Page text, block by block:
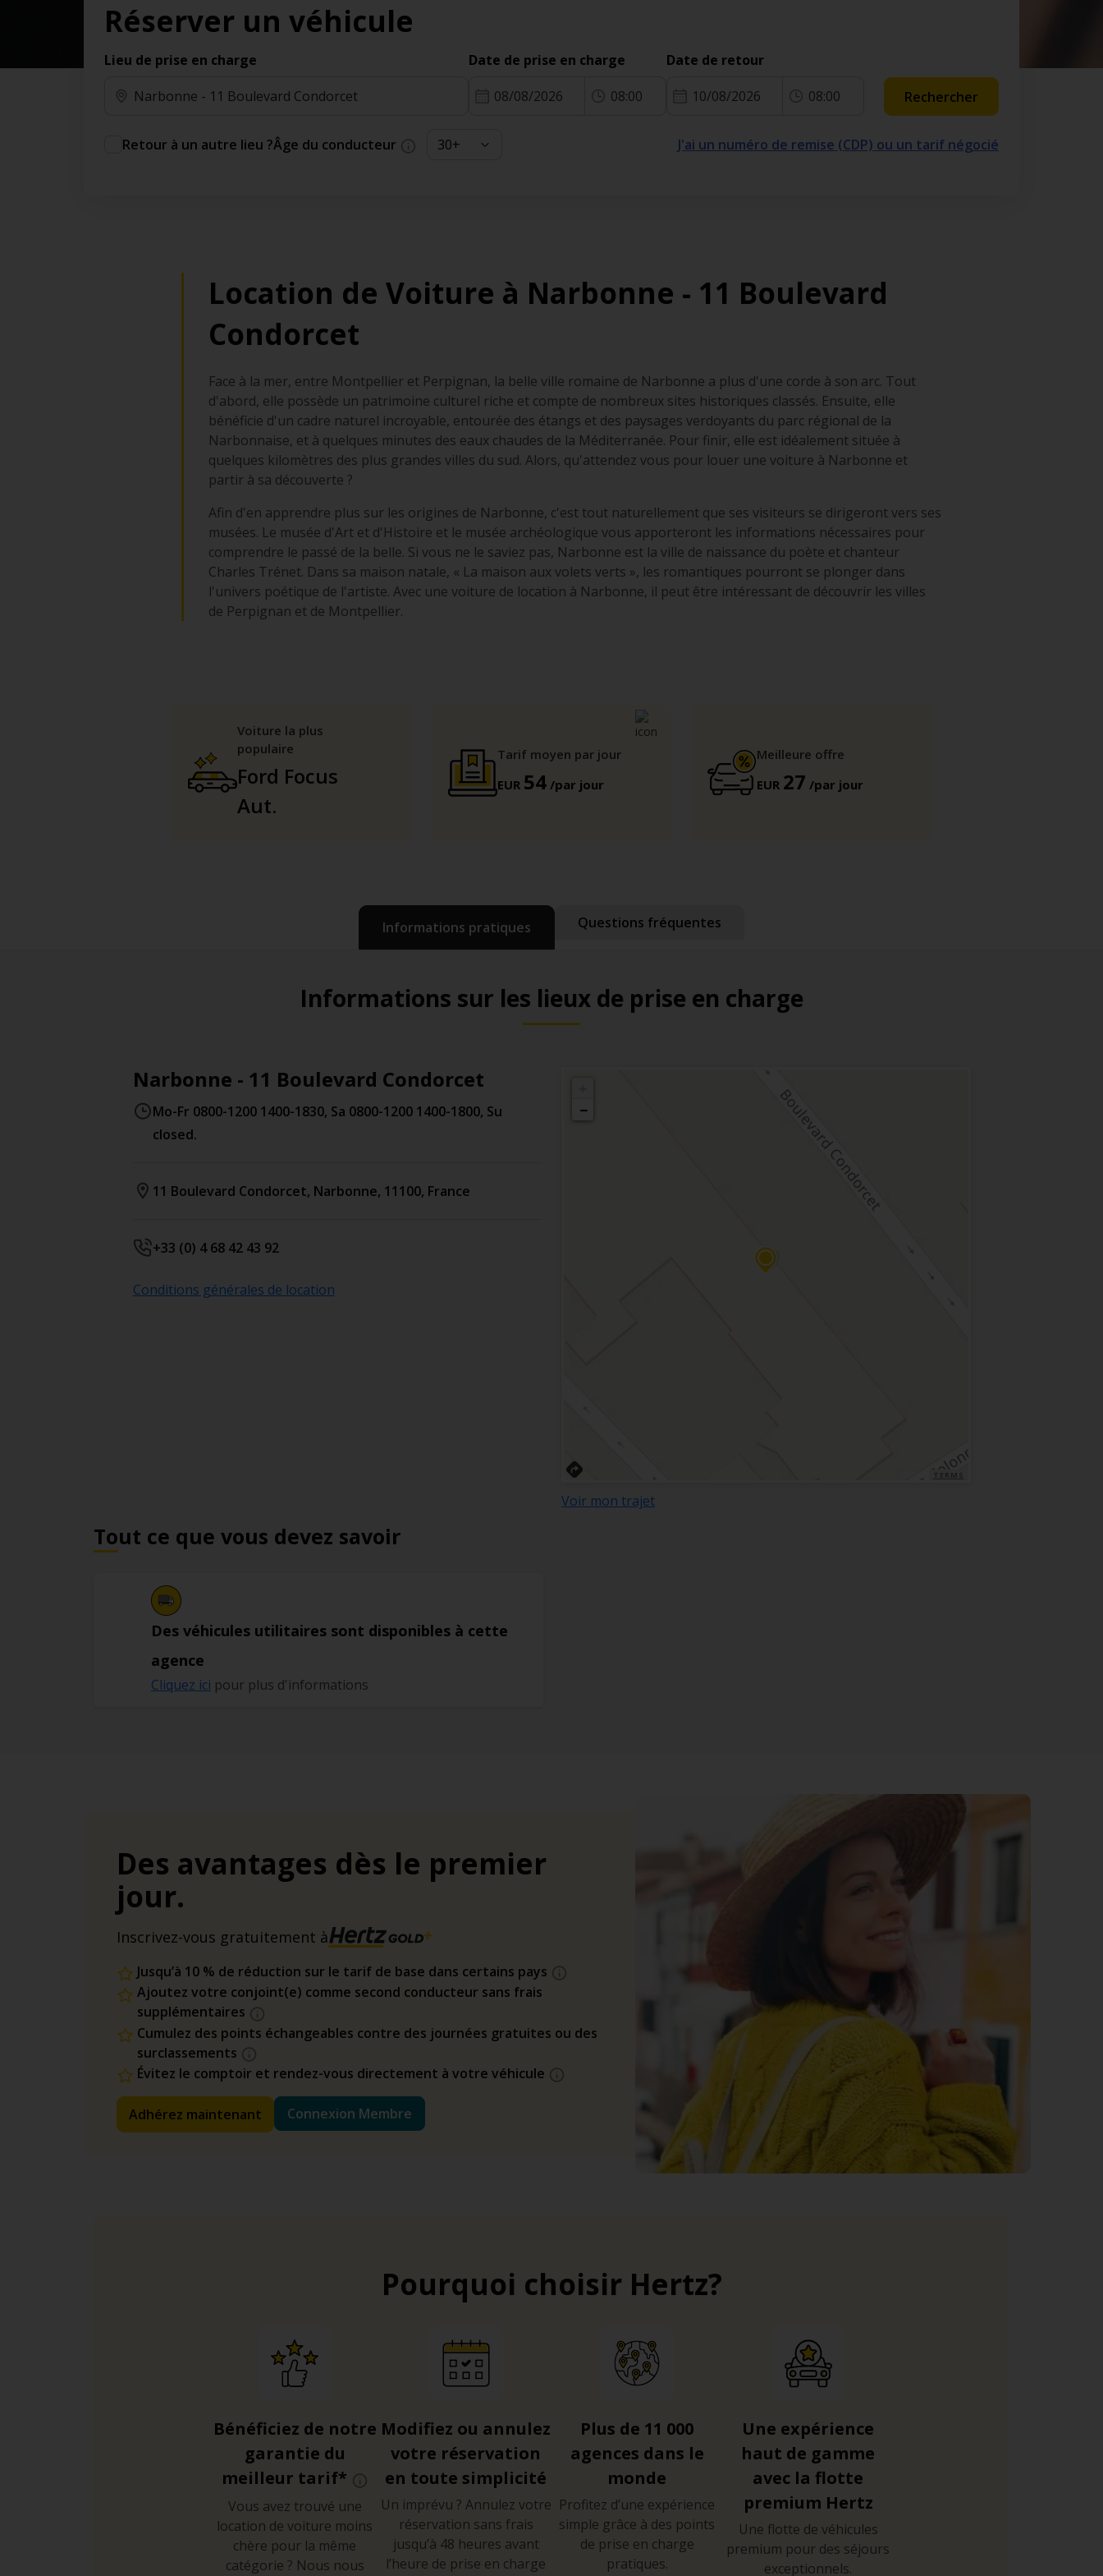
des jours gratuits.*
Ajout gratuit du partenaire comme conducteur
additionnel
supplémentaires.
Réserver un véhicule
Lieu de prise en charge Date de prise en charge
08/08/2026 08:00
Date de retour
10/08/2026 08:00 Rechercher
Retour à un autre lieu ?Âge du conducteur J'ai un numéro de remise (CDP) ou un tarif négocié
Location de Voiture à Narbonne - 11 Boulevard
Condorcet
Face à la mer, entre Montpellier et Perpignan, la belle ville romaine de Narbonne a plus d'une corde à son arc. Tout
d'abord, elle possède un patrimoine culturel riche et compte de nombreux sites historiques classés. Ensuite, elle
bénéficie d'un cadre naturel incroyable, entourée des étangs et des paysages verdoyants du parc régional de la
Narbonnaise, et à quelques minutes des eaux chaudes de la Méditerranée. Pour finir, elle est idéalement située à
quelques kilomètres des plus grandes villes du sud. Alors, qu'attendez vous pour louer une voiture à Narbonne et
partir à sa découverte ?
Afin d'en apprendre plus sur les origines de Narbonne, c'est tout naturellement que ses visiteurs se dirigeront vers ses
musées. Le musée d'Art et d'Histoire et le musée archéologique vous apporteront les informations nécessaires pour
comprendre le passé de la belle. Si vous ne le saviez pas, Narbonne est la ville de naissance du poète et chanteur
Charles Trénet. Dans sa maison natale, « La maison aux volets verts », les romantiques pourront se plonger dans
l'univers poétique de l'artiste. Avec une voiture de location à Narbonne, il peut être intéressant de découvrir les villes
de Perpignan et de Montpellier.
Voiture la plus
populaire
Ford Focus
Aut.
Tarif moyen par jour
EUR 54 /par jour
Meilleure offre
EUR 27 /par jour
Informations pratiques Questions fréquentes
Informations sur les lieux de prise en charge
Narbonne - 11 Boulevard Condorcet
Mo-Fr 0800-1200 1400-1830, Sa 0800-1200 1400-1800, Su
closed.
11 Boulevard Condorcet, Narbonne, 11100, France
+33 (0) 4 68 42 43 92
Conditions générales de location
−
Voir mon trajet
Tout ce que vous devez savoir
Des véhicules utilitaires sont disponibles à cette
agence
Cliquez ici pour plus d'informations
Des avantages dès le premier
jour.
Inscrivez-vous gratuitement à
Jusqu’à 10 % de réduction sur le tarif de base dans certains pays
Ajoutez votre conjoint(e) comme second conducteur sans frais
supplémentaires
Cumulez des points échangeables contre des journées gratuites ou des
surclassements
Évitez le comptoir et rendez-vous directement à votre véhicule
Adhérez maintenant Connexion Membre
Pourquoi choisir Hertz?
Bénéficiez de notre
garantie du
meilleur tarif*
Vous avez trouvé une
location de voiture moins
chère pour la même
catégorie ? Nous nous
Modifiez ou annulez
votre réservation
en toute simplicité
Un imprévu ? Annulez votre
réservation sans frais
jusqu’à 48 heures avant
l’heure de prise en charge
Plus de 11 000
agences dans le
monde
Profitez d’une expérience
simple grâce à des points
de prise en charge
pratiques.
Une expérience
haut de gamme
avec la flotte
premium Hertz
Une flotte de véhicules
premium pour des séjours
exceptionnels.